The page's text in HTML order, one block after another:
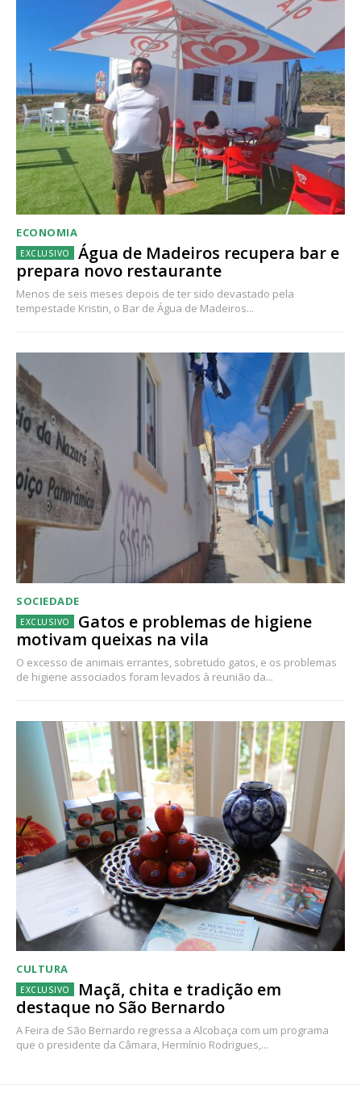
ECONOMIA
Água de Madeiros recupera bar e
prepara novo restaurante
Menos de seis meses depois de ter sido devastado pela
tempestade Kristin, o Bar de Água de Madeiros...
SOCIEDADE
Gatos e problemas de higiene
motivam queixas na vila
O excesso de animais errantes, sobretudo gatos, e os problemas
de higiene associados foram levados à reunião da...
CULTURA
Maçã, chita e tradição em
destaque no São Bernardo
A Feira de São Bernardo regressa a Alcobaça com um programa
que o presidente da Câmara, Hermínio Rodrigues,...